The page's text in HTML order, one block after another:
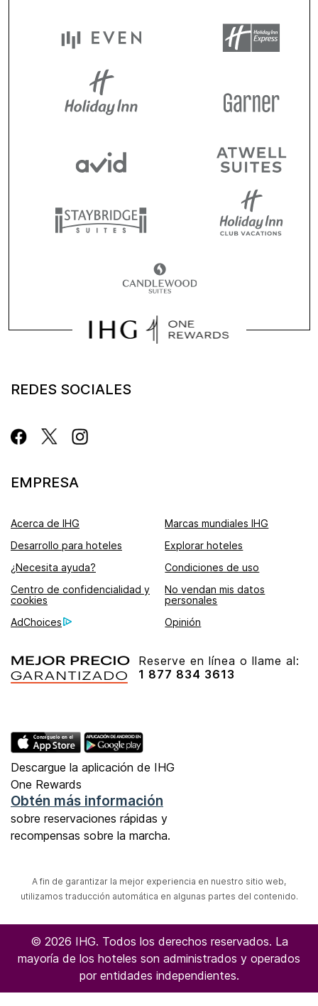
REDES SOCIALES
EMPRESA
Acerca de IHG
Marcas mundiales IHG
Desarrollo para hoteles
Explorar hoteles
¿Necesita ayuda?
Condiciones de uso
Centro de confidencialidad y
cookies
No vendan mis datos
personales
AdChoices
Opinión
Reserve en línea o llame al:
1 877 834 3613
Descargue la aplicación de IHG
One Rewards
Obtén más información
sobre reservaciones rápidas y
recompensas sobre la marcha.
A fin de garantizar la mejor experiencia en nuestro sitio web,
utilizamos traducción automática en algunas partes del contenido.
© 2026 IHG. Todos los derechos reservados. La
mayoría de los hoteles son administrados y operados
por entidades independientes.